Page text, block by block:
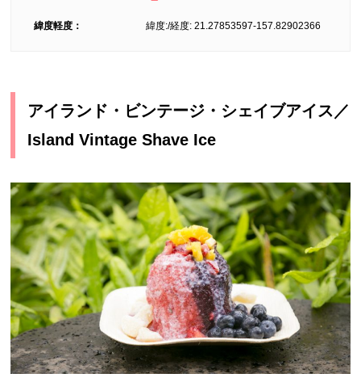
緯度軽度： 緯度:/経度: 21.27853597-157.82902366
アイランド・ビンテージ・シェイブアイス／
Island Vintage Shave Ice